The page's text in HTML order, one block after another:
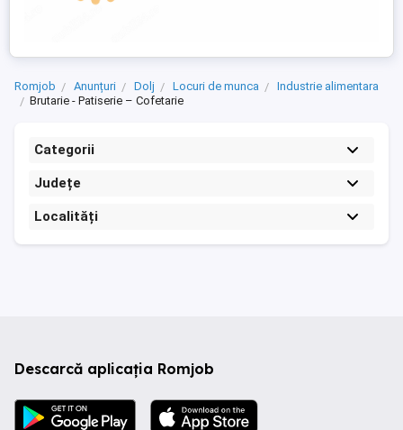
Romjob Anunțuri Dolj Locuri de munca
Industrie alimentara
Brutarie - Patiserie – Cofetarie
Categorii
Județe
Localități
Descarcă aplicația Romjob